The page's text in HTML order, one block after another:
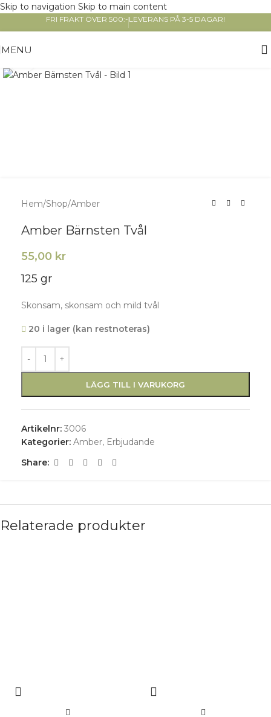
Skip to navigation Skip to main content
FRI FRAKT ÖVER 500:- LEVERANS PÅ 3-5 DAGAR!
MENU
Hem/Shop/Amber
Amber Bärnsten Tvål
55,00 kr
125 gr
Skonsam, skonsam och mild tvål
20 i lager (kan restnoteras)
LÄGG TILL I VARUKORG
Artikelnr: 3006
Kategorier: Amber, Erbjudande
Share:
Relaterade produkter